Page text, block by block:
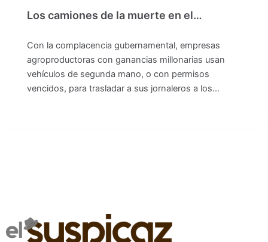
Los camiones de la muerte en el…
Con la complacencia gubernamental, empresas
agroproductoras con ganancias millonarias usan
vehículos de segunda mano, o con permisos
vencidos, para trasladar a sus jornaleros a los…